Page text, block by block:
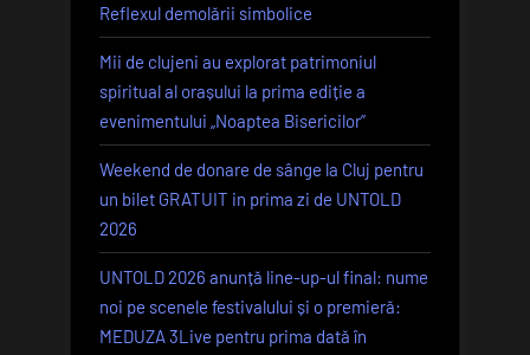
Reflexul demolării simbolice
Mii de clujeni au explorat patrimoniul
spiritual al orașului la prima ediție a
evenimentului „Noaptea Bisericilor”
Weekend de donare de sânge la Cluj pentru
un bilet GRATUIT in prima zi de UNTOLD
2026
UNTOLD 2026 anunță line-up-ul final: nume
noi pe scenele festivalului și o premieră:
MEDUZA 3Live pentru prima dată în